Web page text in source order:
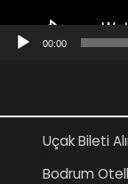
00:00
Uçak Bileti
Bodrum